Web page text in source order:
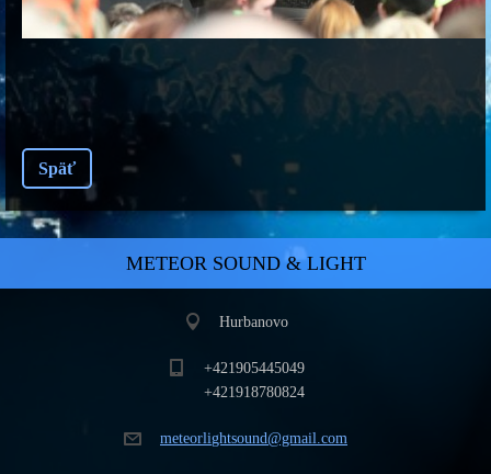
Späť
METEOR SOUND & LIGHT
Hurbanovo
+421905445049
+421918780824
meteorlightsound@gmail.com